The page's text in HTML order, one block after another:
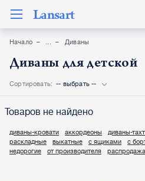
Lansart
Начало Диваны
Диваны для детской
Сортировать: -- выбрать --
Товаров не найдено
диваны-кровати аккордеоны диваны-
раскладные
выкатные с ящиками с
недорогие
от производителя распродажа